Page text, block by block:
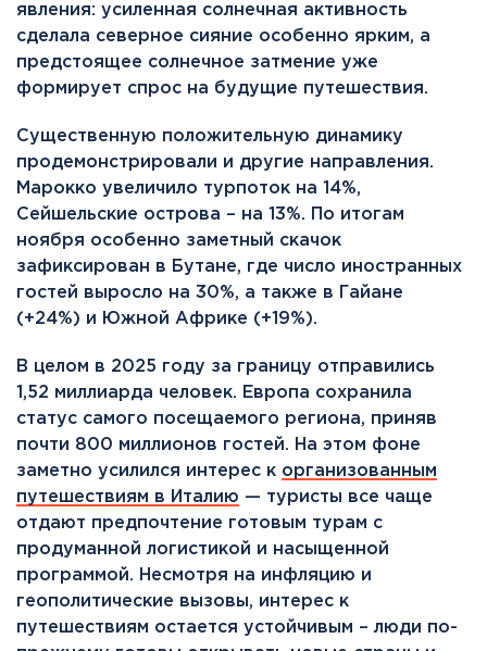
явления: усиленная солнечная активность
сделала северное сияние особенно ярким, а
предстоящее солнечное затмение уже
формирует спрос на будущие путешествия.
Существенную положительную динамику
продемонстрировали и другие направления.
Марокко увеличило турпоток на 14%,
Сейшельские острова – на 13%. По итогам
ноября особенно заметный скачок
зафиксирован в Бутане, где число иностранных
гостей выросло на 30%, а также в Гайане
(+24%) и Южной Африке (+19%).
В целом в 2025 году за границу отправились
1,52 миллиарда человек. Европа сохранила
статус самого посещаемого региона, приняв
почти 800 миллионов гостей. На этом фоне
заметно усилился интерес к организованным
путешествиям в Италию — туристы все чаще
отдают предпочтение готовым турам с
продуманной логистикой и насыщенной
программой. Несмотря на инфляцию и
геополитические вызовы, интерес к
путешествиям остается устойчивым – люди по-